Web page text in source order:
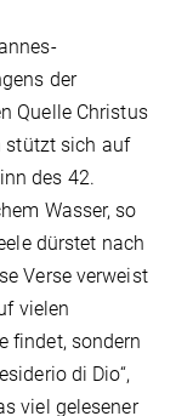
der
Quelle Christus
stützt sich auf
des 42.
Wasser, so
dürstet nach
Verse verweist
vielen
findet, sondern
di Dio“,
viel gelesener